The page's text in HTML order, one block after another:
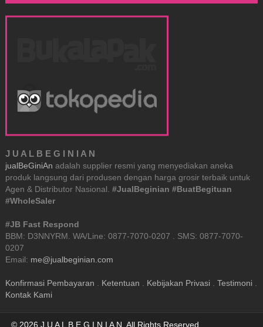
J U A L B E G I N I A N
jualBeGiniAn adalah supplier resmi yang menyediakan aneka
produk langsung dari produsen dengan harga grosir terbaik untuk
Agen & Distributor Nasional. #JualBeginian #BuatBegituan
#WholeSaler
#JB Fast Respond
BBM: D3NNYRM. WA/Line: 0877-7070-0207 . SMS: 0877-7070-
0207
Email: me@jualbeginian.com
Konfirmasi Pembayaran . Ketentuan . Kebijakan Privasi . Testimoni .
Kontak Kami
© 2026 J U A L B E G I N I A N. All Rights Reserved.